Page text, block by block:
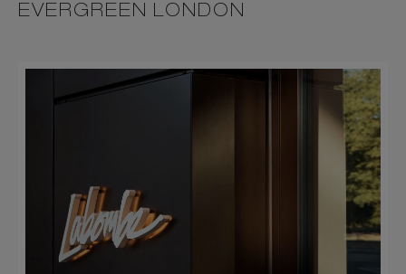
EVERGREEN LONDON